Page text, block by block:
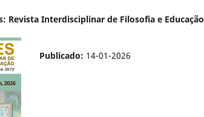
Revista Interdisciplinar de Filosofia e Educação
Publicado: 14-01-2026